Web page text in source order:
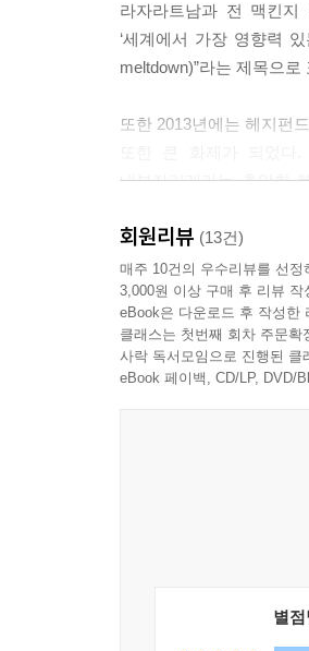
판결단계에서는 의혹이
다. 혐의인정(유죄시인),
죄를 선고하거나 피고인
사, 피고인, 법정, 대중 등
떤 면에서 수앤은 형사사
--- p.279~280
정의와 관련된 가장 당혹
필요한 선을 넘지 않을까
하는 것과 각 사건에 맞
덕적, 정서적, 심지어 종
서에 나오는 ‘눈에는 눈
어렵다. 이러한 수단과
라자라트남과 전 맥킨
‘세계에서 가장 영향력
meltdown)”라는 제목으
또한 2013년에는 헤지펀
내부자거래라는 추악한
제목의 드라마로 실제 제
이 밖에도 바라라는 씨
평가받아왔으며, 17명
법집행으로 대중적 인기
주목을 받았다. 오바마
검사의 정치적 중립을
위해 가장 먼저 바로 서
회원리뷰 (13건)
매주 10건의 우수리뷰를 선
3,000원 이상 구매 후 리뷰 작
eBook은 다운로드 후 작성한
클래스는 첫번째 회차 주문
사락 독서모임으로 진행된
eBook 페이백, CD/LP, DVD/
별